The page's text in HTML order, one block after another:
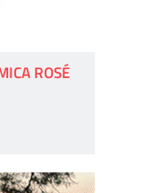
ROSÉ